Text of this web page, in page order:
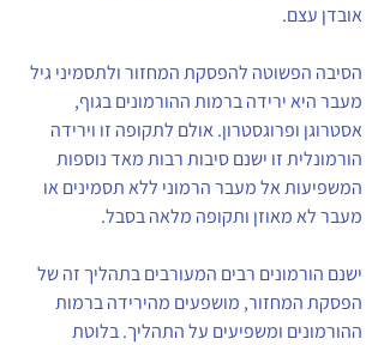
אובדן עצם.
הסיבה הפשוטה להפסקת המחזור ולתסמיני גיל
מעבר היא ירידה ברמות ההורמונים בגוף,
אסטרוגן ופרוגסטרון. אולם לתקופה זו וירידה
הורמונלית זו ישנם סיבות רבות מאד נוספות
המשפיעות אל מעבר הרמוני ללא תסמינים או
מעבר לא מאוזן ותקופה מלאה בסבל.
ישנם הורמונים רבים המעורבים בתהליך זה של
הפסקת המחזור, מושפעים מהירידה ברמות
ההורמונים ומשפיעים על התהליך. בלוטת